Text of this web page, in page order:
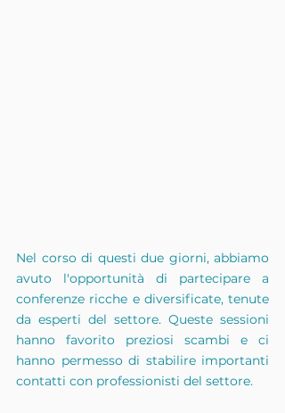
Nel corso di questi due giorni, abbiamo
avuto l'opportunità di partecipare a
conferenze ricche e diversificate, tenute
da esperti del settore. Queste sessioni
hanno favorito preziosi scambi e ci
hanno permesso di stabilire importanti
contatti con professionisti del settore.